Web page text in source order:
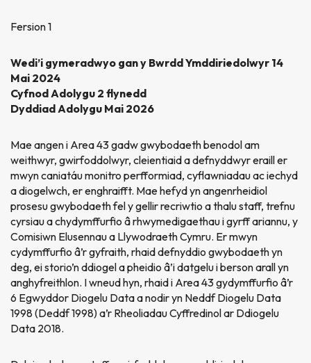
Fersion 1
Wedi’i gymeradwyo gan y Bwrdd Ymddiriedolwyr 14
Mai 2024
Cyfnod Adolygu 2 flynedd
Dyddiad Adolygu Mai 2026
Mae angen i Area 43 gadw gwybodaeth benodol am
weithwyr, gwirfoddolwyr, cleientiaid a defnyddwyr eraill er
mwyn caniatáu monitro perfformiad, cyflawniadau ac iechyd
a diogelwch, er enghraifft. Mae hefyd yn angenrheidiol
prosesu gwybodaeth fel y gellir recriwtio a thalu staff, trefnu
cyrsiau a chydymffurfio â rhwymedigaethau i gyrff ariannu, y
Comisiwn Elusennau a Llywodraeth Cymru. Er mwyn
cydymffurfio â’r gyfraith, rhaid defnyddio gwybodaeth yn
deg, ei storio’n ddiogel a pheidio â’i datgelu i berson arall yn
anghyfreithlon. I wneud hyn, rhaid i Area 43 gydymffurfio â’r
6 Egwyddor Diogelu Data a nodir yn Neddf Diogelu Data
1998 (Deddf 1998) a’r Rheoliadau Cyffredinol ar Ddiogelu
Data 2018.